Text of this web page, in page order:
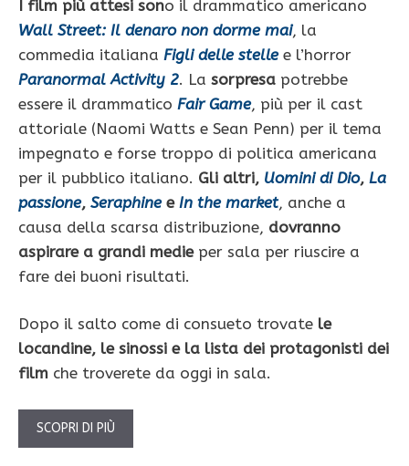
I film più attesi sono il drammatico americano
Wall Street: Il denaro non dorme mai, la
commedia italiana Figli delle stellee l’horror
Paranormal Activity 2. La sorpresa potrebbe
essere il drammatico Fair Game, più per il cast
attoriale (Naomi Watts e Sean Penn) per il tema
impegnato e forse troppo di politica americana
per il pubblico italiano. Gli altri, Uomini di Dio, La
passione, Seraphinee In the market, anche a
causa della scarsa distribuzione, dovranno
aspirare a grandi medieper sala per riuscire a
fare dei buoni risultati.
Dopo il salto come di consueto trovate le
locandine, le sinossi e la lista dei protagonisti dei
film che troverete da oggi in sala.
SCOPRI DI PIÙ